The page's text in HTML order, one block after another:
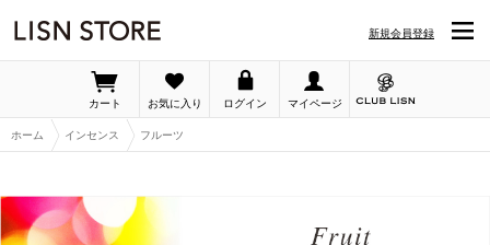
新規会員登録
カート お気に入り ログイン マイページ
ホーム インセンス フルーツ